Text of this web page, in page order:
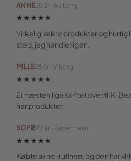
ANNE35 år · Aalborg
★★★★★
Virkelig lækre produkter og hurtig
sted, jeg handler igen.
MILLE28 år · Viborg
★★★★★
Er næsten lige skiftet over til K-
her produkter.
SOFIE42 år · København
★★★★★
Købte akne-rutinen, og den har